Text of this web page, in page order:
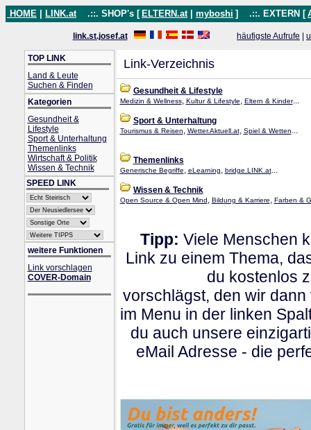
HOME LINK.at .::. SHOP's [ ELTERN.at myboshi ] .::. EXTERN [
link.st.josef.at häufigste Aufrufe
TOP LINK
Land & Leute
Suchen & Finden
Kategorien
Gesundheit &
Lifestyle
Sport & Unterhaltung
Themenlinks
Wirtschaft & Politik
Wissen & Technik
SPEED LINK
weitere Funktionen
Link vorschlagen
COVER-Domain
Link-Verzeichnis
Gesundheit & Lifestyle
Medizin & Wellness, Kultur & Lifestyle, Eltern & Kinder...
Sport & Unterhaltung
Tourismus & Reisen, Wetter.Aktuell.at, Spiel & Wetten...
Themenlinks
Generische Begriffe, eLearning, bridge.LINK.at...
Wissen & Technik
Open Source & Open Mind, Bildung & Karriere, Farben &
Tipp: Viele Menschen
Link zu einem Thema,
du kostenlos
vorschlägst, den wir
im Menu in der linken
du auch unsere
eMail Adresse - die